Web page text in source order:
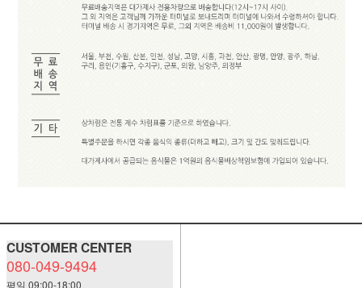
CUSTOMER CENTER
080-049-9494
평일 09:00-18:00